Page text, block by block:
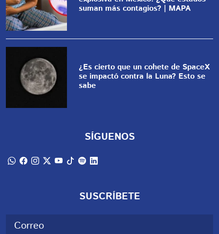
suman más contagios? | MAPA
¿Es cierto que un cohete de SpaceX
se impactó contra la Luna? Esto se
sabe
SÍGUENOS
SUSCRÍBETE